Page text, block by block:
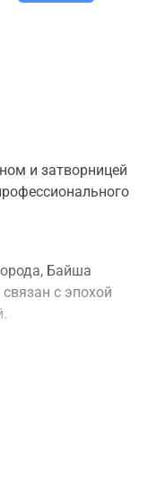
и затворницей
Байша
с эпохой
эпохи,
нового мира